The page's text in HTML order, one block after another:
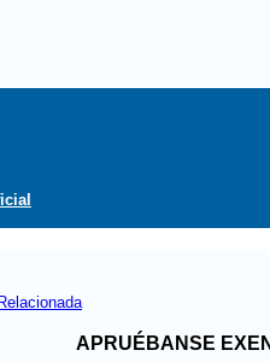
APRUÉBANSE